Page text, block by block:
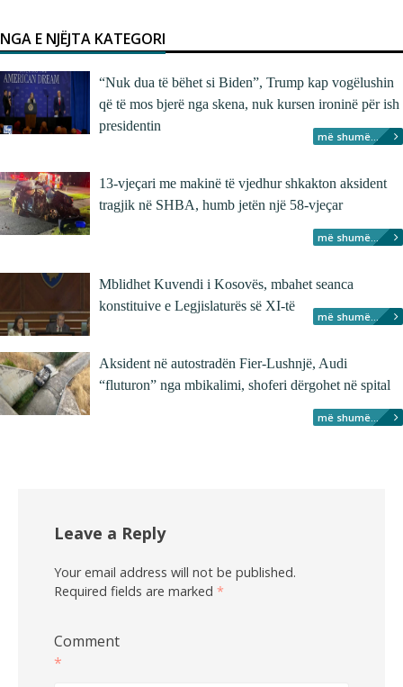
NGA E NJËJTA KATEGORI
“Nuk dua të bëhet si Biden”, Trump kap vogëlushin
që të mos bjerë nga skena, nuk kursen ironinë për ish
presidentin
më shumë...
13-vjeçari me makinë të vjedhur shkakton aksident
tragjik në SHBA, humb jetën një 58-vjeçar
më shumë...
Mblidhet Kuvendi i Kosovës, mbahet seanca
konstituive e Legjislaturës së XI-të
më shumë...
Aksident në autostradën Fier-Lushnjë, Audi
“fluturon” nga mbikalimi, shoferi dërgohet në spital
më shumë...
Leave a Reply
Your email address will not be published.
Required fields are marked *
Comment
*